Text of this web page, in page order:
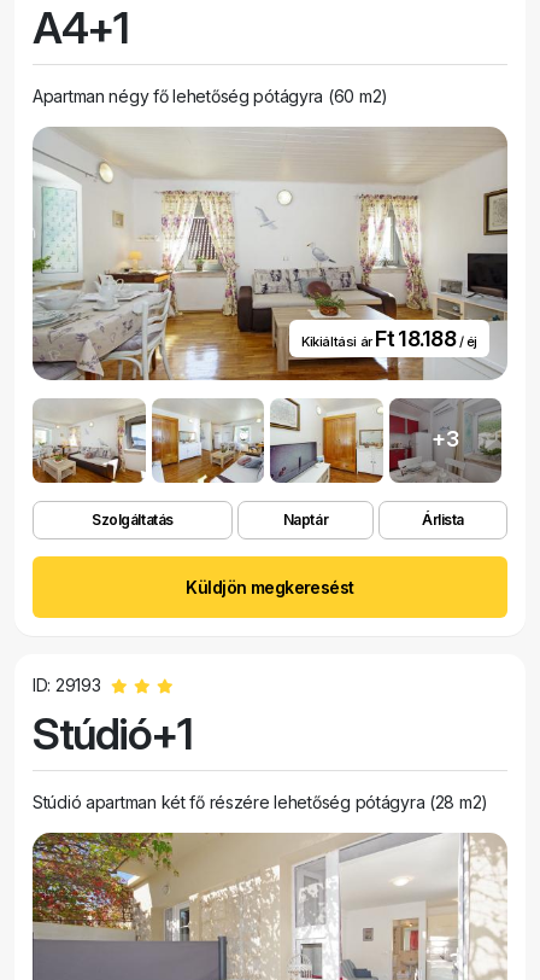
A4+1
Apartman négy fő lehetőség pótágyra (60 m2)
Kikiáltási ár Ft 18.188/ éj
+3
Szolgáltatás Naptár Árlista
Küldjön megkeresést
ID: 29193
Stúdió+1
Stúdió apartman két fő részére lehetőség pótágyra (28 m2)